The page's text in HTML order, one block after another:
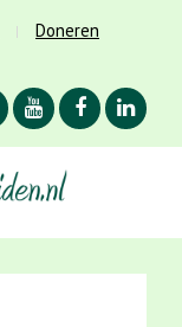
Doneren